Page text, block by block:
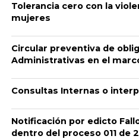
Tolerancia cero con la
mujeres
Circular preventiva de
Administrativas en el
Consultas Internas o
Notificación por edicto
dentro del proceso 011 de